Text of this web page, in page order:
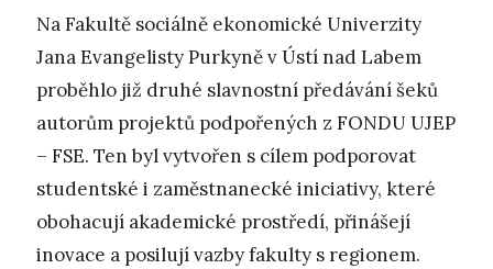
Na Fakultě sociálně ekonomické Univerzity
Jana Evangelisty Purkyně v Ústí nad Labem
proběhlo již druhé slavnostní předávání šeků
autorům projektů podpořených z FONDU UJEP
– FSE. Ten byl vytvořen s cílem podporovat
studentské i zaměstnanecké iniciativy, které
obohacují akademické prostředí, přinášejí
inovace a posilují vazby fakulty s regionem.